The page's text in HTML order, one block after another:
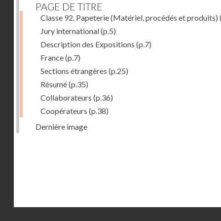
PAGE DE TITRE
Classe 92. Papeterie (Matériel, procédés et produits)
Jury international(p.5)
Description des Expositions (p.7)
France(p.7)
Sections étrangères (p.25)
Résumé(p.35)
Collaborateurs (p.36)
Coopérateurs (p.38)
Dernière image